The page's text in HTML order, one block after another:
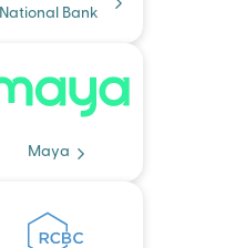
National Bank
Maya